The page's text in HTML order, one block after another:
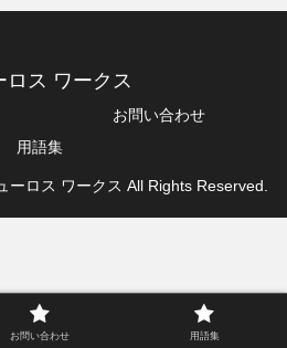
ロス ワークス
お問い合わせ
用語集
ロス ワークス All Rights Reserved.
お問い合わせ 用語集